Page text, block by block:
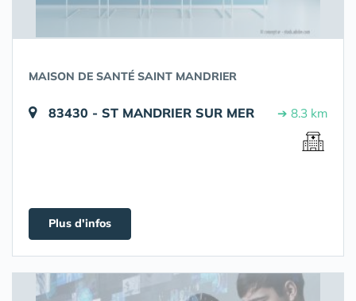
MAISON DE SANTÉ SAINT MANDRIER
83430 - ST MANDRIER SUR MER ➔ 8.3 km
Plus d'infos